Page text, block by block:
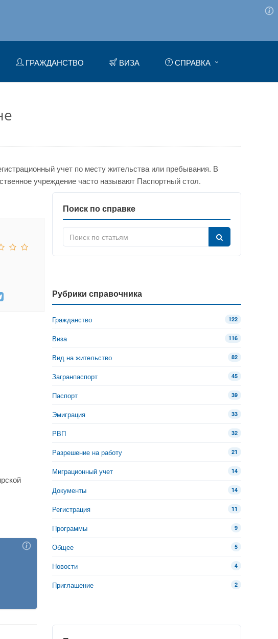
ГРАЖДАНСТВО ВИЗА СПРАВКА
учет по месту жительства или пребывания. В
учреждение часто называют Паспортный стол.
Поиск по справке
Рубрики справочника
Гражданство 122
Виза 116
Вид на жительство 82
Загранпаспорт 45
Паспорт 39
Эмиграция 33
РВП 32
Разрешение на работу 21
Миграционный учет 14
Документы 14
Регистрация 11
Программы 9
Общее 5
Новости 4
Приглашение 2